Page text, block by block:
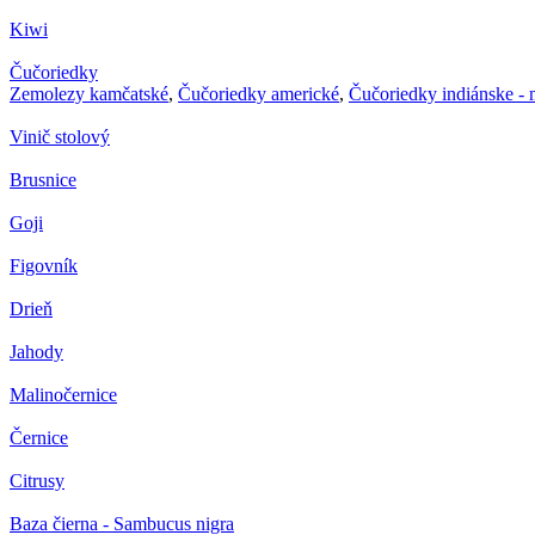
Kiwi
Čučoriedky
Zemolezy kamčatské, Čučoriedky americké, Čučoriedky indiánske -
Vinič stolový
Brusnice
Goji
Figovník
Drieň
Jahody
Malinočernice
Černice
Citrusy
Baza čierna - Sambucus nigra